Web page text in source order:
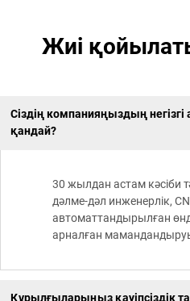
Жиі
Сіздің компанияңыздың
қандай?
30 жылдан астам кәсіби
дәлме-дәл инженерлік,
автоматтандырылған
арналған
Құрылғыларыңыз қауіпсіздік